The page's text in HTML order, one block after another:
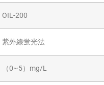
OIL-200
紫外線蛍光法
（0~5）mg/L